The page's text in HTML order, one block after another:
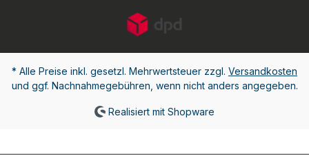
* Alle Preise inkl. gesetzl. Mehrwertsteuer zzgl. Versandkosten
und ggf. Nachnahmegebühren, wenn nicht anders angegeben.
Realisiert mit Shopware